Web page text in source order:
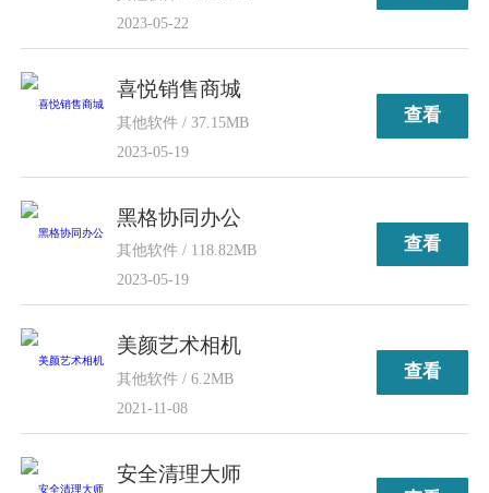
2023-05-22
喜悦销售商城
其他软件 / 37.15MB
2023-05-19
查看
黑格协同办公
其他软件 / 118.82MB
2023-05-19
查看
美颜艺术相机
其他软件 / 6.2MB
2021-11-08
查看
安全清理大师